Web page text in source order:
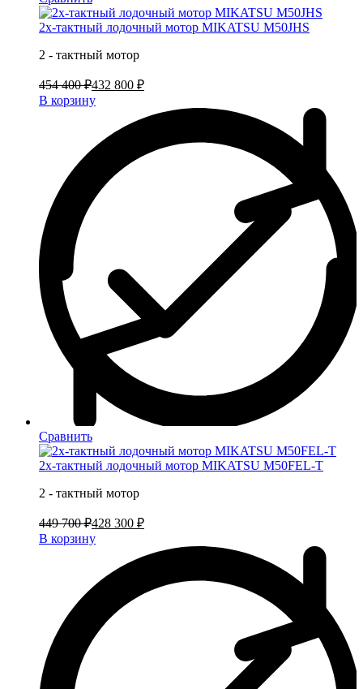
2х-тактный лодочный мотор MIKATSU M50JHS
2 - тактный мотор
454 400 ₽432 800 ₽
В корзину
Сравнить
2х-тактный лодочный мотор MIKATSU M50FEL-T
2 - тактный мотор
449 700 ₽428 300 ₽
В корзину